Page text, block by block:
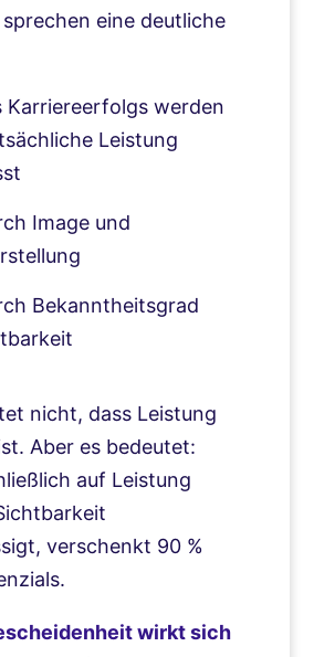
sprechen eine deutliche
Karriereerfolgs werden
Leistung
Image und
Bekanntheitsgrad
nicht, dass Leistung
Aber es bedeutet:
auf Leistung
verschenkt 90 %
wirkt sich